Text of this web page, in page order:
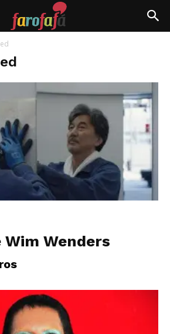
Wim Wenders